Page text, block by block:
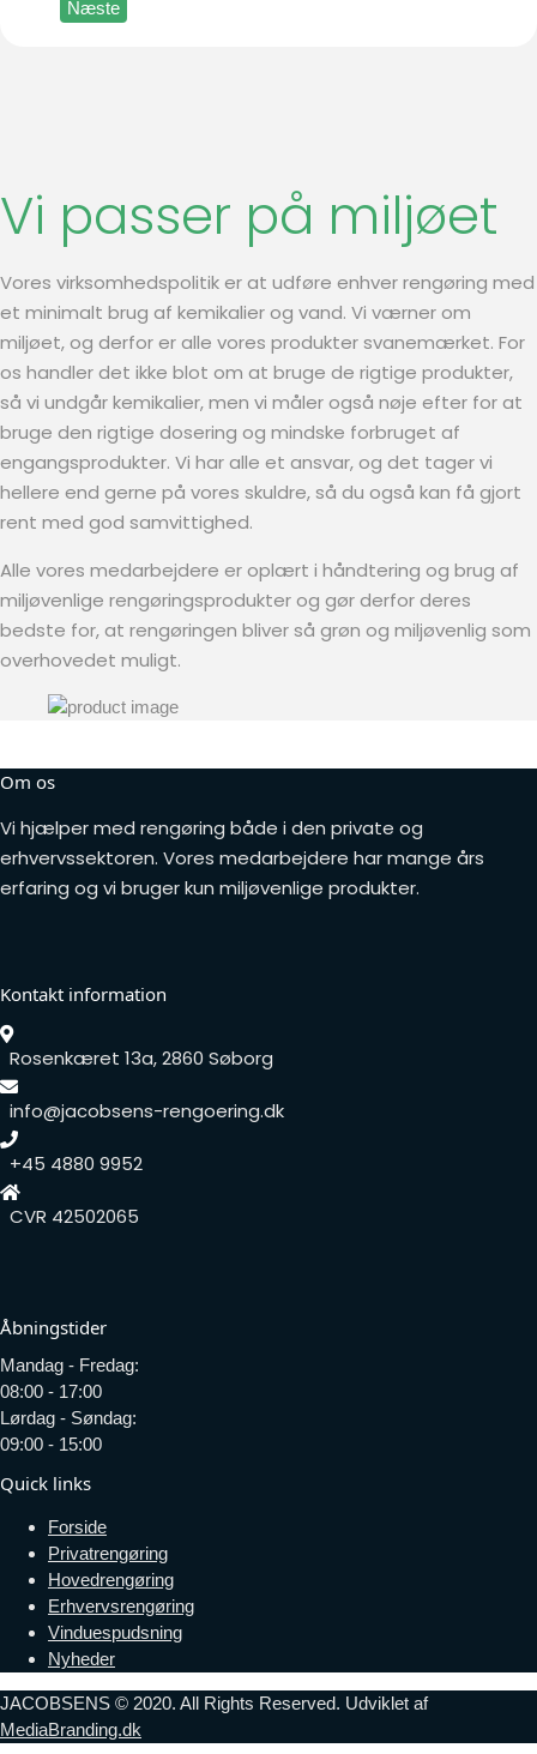
Næste
Vi passer på miljøet
Vores virksomhedspolitik er at udføre enhver rengøring med
et minimalt brug af kemikalier og vand. Vi værner om
miljøet, og derfor er alle vores produkter svanemærket. For
os handler det ikke blot om at bruge de rigtige produkter,
så vi undgår kemikalier, men vi måler også nøje efter for at
bruge den rigtige dosering og mindske forbruget af
engangsprodukter. Vi har alle et ansvar, og det tager vi
hellere end gerne på vores skuldre, så du også kan få gjort
rent med god samvittighed.
Alle vores medarbejdere er oplært i håndtering og brug af
miljøvenlige rengøringsprodukter og gør derfor deres
bedste for, at rengøringen bliver så grøn og miljøvenlig som
overhovedet muligt.
Om os
Vi hjælper med rengøring både i den private og
erhvervssektoren. Vores medarbejdere har mange års
erfaring og vi bruger kun miljøvenlige produkter.
Kontakt information
Rosenkæret 13a, 2860 Søborg
info@jacobsens-rengoering.dk
+45 4880 9952
CVR 42502065
Åbningstider
Mandag - Fredag:
08:00 - 17:00
Lørdag - Søndag:
09:00 - 15:00
Quick links
Forside
Privatrengøring
Hovedrengøring
Erhvervsrengøring
Vinduespudsning
Nyheder
JACOBSENS © 2020. All Rights Reserved. Udviklet af
MediaBranding.dk